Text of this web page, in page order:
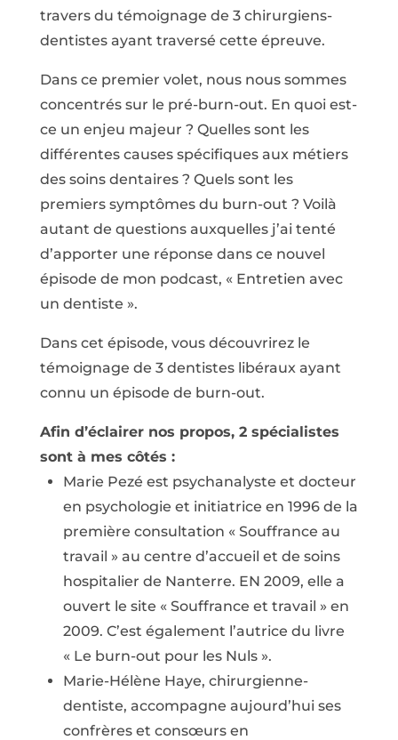
travers du témoignage de 3 chirurgiens-
dentistes ayant traversé cette épreuve.
Dans ce premier volet, nous nous sommes
concentrés sur le pré-burn-out. En quoi est-
ce un enjeu majeur ? Quelles sont les
différentes causes spécifiques aux métiers
des soins dentaires ? Quels sont les
premiers symptômes du burn-out ? Voilà
autant de questions auxquelles j’ai tenté
d’apporter une réponse dans ce nouvel
épisode de mon podcast, « Entretien avec
un dentiste ».
Dans cet épisode, vous découvrirez le
témoignage de 3 dentistes libéraux ayant
connu un épisode de burn-out.
Afin d’éclairer nos propos, 2 spécialistes
sont à mes côtés :
Marie Pezé est psychanalyste et docteur
en psychologie et initiatrice en 1996 de la
première consultation « Souffrance au
travail » au centre d’accueil et de soins
hospitalier de Nanterre. EN 2009, elle a
ouvert le site « Souffrance et travail » en
2009. C’est également l’autrice du livre
« Le burn-out pour les Nuls ».
Marie-Hélène Haye, chirurgienne-
dentiste, accompagne aujourd’hui ses
confrères et consœurs en